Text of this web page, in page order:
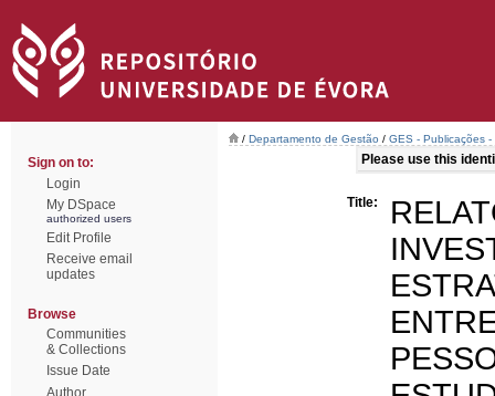
Sign on to:
Login
My DSpace
authorized users
Edit Profile
Receive email
updates
Browse
Communities
& Collections
Issue Date
Author
/ Departamento de Gestão / GES - Publicações -
Please use this
Title: